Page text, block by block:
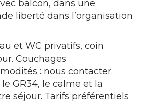
balcon, dans une
liberté dans l’organisation
et WC privatifs, coin
Couchages
: nous contacter.
GR34, le calme et la
séjour. Tarifs préférentiels